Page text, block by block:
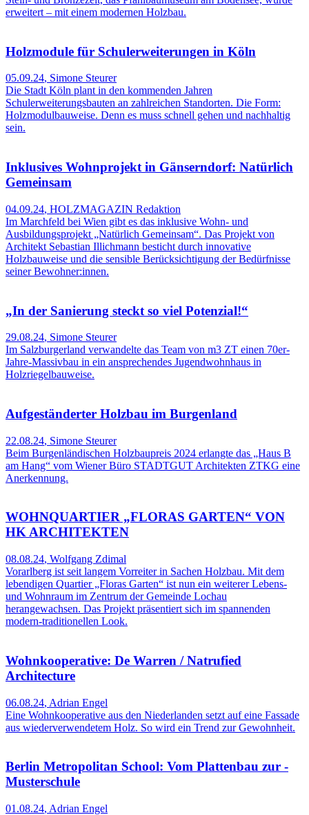
erweitert – mit einem modernen Holzbau.
Holzmodule für Schulerweiterungen in Köln
05.09.24, Simone Steurer
Die Stadt Köln plant in den kommenden Jahren
Schulerweiterungsbauten an zahlreichen Standorten. Die Form:
Holzmodulbauweise. Denn es muss schnell gehen und nachhaltig
sein.
Inklusives Wohnprojekt in Gänserndorf: Natürlich
Gemeinsam
04.09.24, HOLZMAGAZIN Redaktion
Im Marchfeld bei Wien gibt es das inklusive Wohn- und
Ausbildungsprojekt „Natürlich Gemeinsam“. Das Projekt von
Architekt Sebastian Illichmann besticht durch innovative
Holzbauweise und die sensible Berücksichtigung der Bedürfnisse
seiner Bewohner:innen.
„In der Sanierung steckt so viel Potenzial!“
29.08.24, Simone Steurer
Im Salzburgerland verwandelte das Team von m3 ZT einen 70er-
Jahre-Massivbau in ein ansprechendes Jugendwohnhaus in
Holzriegelbauweise.
Aufgeständerter Holzbau im Burgenland
22.08.24, Simone Steurer
Beim Burgenländischen Holzbaupreis 2024 erlangte das „Haus B
am Hang“ vom Wiener Büro STADTGUT Architekten ZTKG eine
Anerkennung.
WOHNQUARTIER „FLORAS GARTEN“ VON
HK ARCHITEKTEN
08.08.24, Wolfgang Zdimal
Vorarlberg ist seit langem Vorreiter in Sachen Holzbau. Mit dem
lebendigen Quartier „Floras Garten“ ist nun ein weiterer Lebens-
und Wohnraum im Zentrum der Gemeinde Lochau
herangewachsen. Das Projekt präsentiert sich im spannenden
modern-traditionellen Look.
Wohnkooperative: De Warren / Natrufied
Architecture
06.08.24, Adrian Engel
Eine Wohnkooperative aus den Niederlanden setzt auf eine Fassade
aus wiederverwendetem Holz. So wird ein Trend zur Gewohnheit.
Berlin Metropolitan School: Vom Plattenbau zur ­
Musterschule
01.08.24, Adrian Engel